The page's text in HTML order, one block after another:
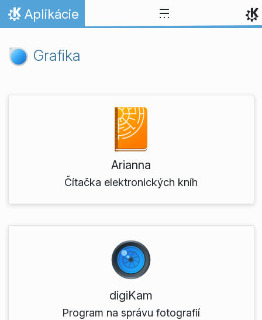
Skip to content
Domov
Aplikácie
Grafika
Arianna
Čítačka elektronických kníh
digiKam
Program na správu fotografií